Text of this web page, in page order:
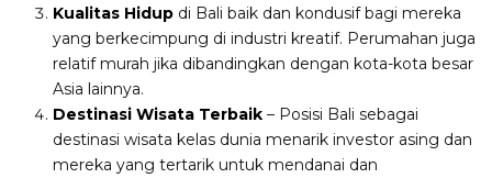
Kualitas Hidupdi Bali baik dan kondusif bagi mereka
yang berkecimpung di industri kreatif. Perumahan juga
relatif murah jika dibandingkan dengan kota-kota besar
Asia lainnya.
Destinasi Wisata Terbaik– Posisi Bali sebagai
destinasi wisata kelas dunia menarik investor asing dan
mereka yang tertarik untuk mendanai dan